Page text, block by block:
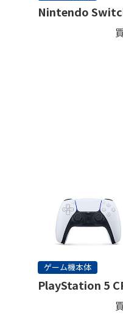
Nintendo
ゲーム機本体
PlayStation 5